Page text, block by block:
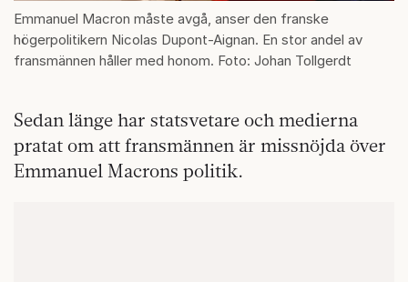
Emmanuel Macron måste avgå, anser den franske
högerpolitikern Nicolas Dupont-Aignan. En stor andel av
fransmännen håller med honom. Foto: Johan Tollgerdt
Sedan länge har statsvetare och medierna
pratat om att fransmännen är missnöjda över
Emmanuel Macrons politik.